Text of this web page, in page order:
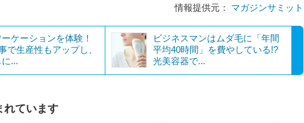
情報提供元： マガジンサミット
ケーションを体験！
で生産性もアップし、
...
ビジネスマンはムダ毛に「年間
平均40時間」を費やしている!?
光美容器で...
れています